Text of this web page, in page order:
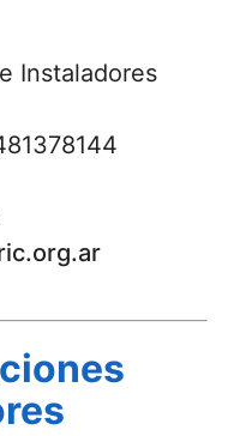
Instaladores